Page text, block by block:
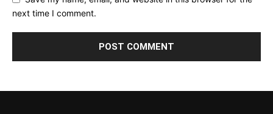
next time I comment.